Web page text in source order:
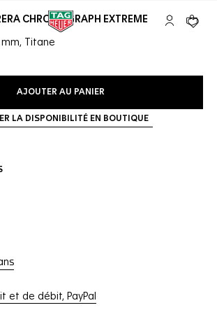
de recherche Compte My
Votre
CHRONOGRAPH EXTREME
Titane
AJOUTER AU PANIER
LA DISPONIBILITÉ EN BOUTIQUE
ligne
et de débit, PayPal